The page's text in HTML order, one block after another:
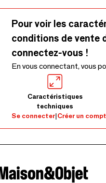
Pour voir les
conditions de vente
connectez-vous !
En vous connectant, vous
Caractéristiques
techniques
Se connecter|Créer un